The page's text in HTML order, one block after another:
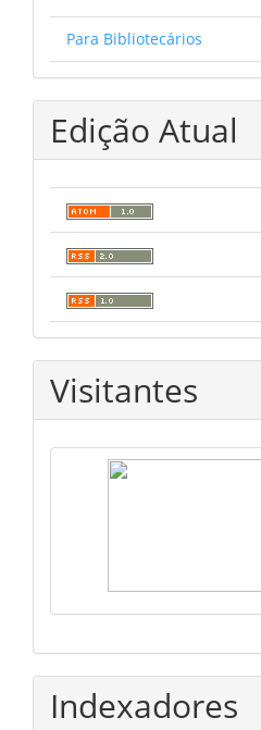
Para Bibliotecários
Edição Atual
Visitantes
Indexadores